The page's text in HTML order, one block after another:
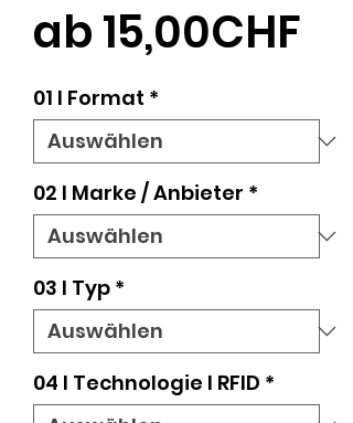
ab15,00CHF
01 l Format *
02 l Marke / Anbieter *
03 l Typ *
04 l Technologie I RFID *